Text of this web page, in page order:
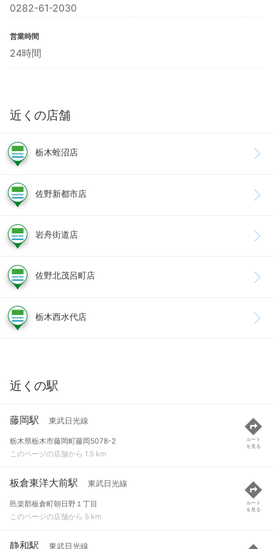
0282-61-2030
営業時間
24時間
近くの店舗
栃木蛭沼店
佐野新都市店
岩舟街道店
佐野北茂呂町店
栃木西水代店
近くの駅
藤岡駅 東武日光線
栃木県栃木市藤岡町藤岡5078-2
このページの店舗から 1.5 km
ルート
を見る
板倉東洋大前駅 東武日光線
邑楽郡板倉町朝日野１丁目
このページの店舗から 5 km
ルート
を見る
静和駅 東武日光線